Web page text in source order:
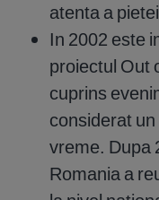
atenta a
In 2002 este
proiectul Out
cuprins
considerat
vreme. Dupa
Romania a